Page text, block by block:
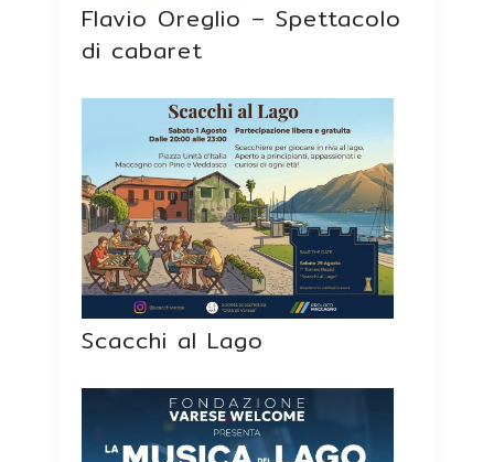
Flavio Oreglio – Spettacolo
di cabaret
Scacchi al Lago